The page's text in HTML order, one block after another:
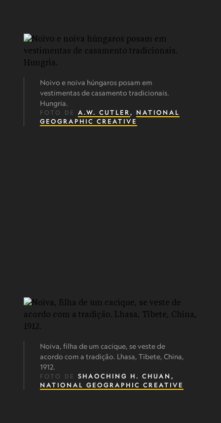
Noivo e noiva húngaros posam em
vestimentas de casamento tradicionais.
Hungria.
FOTO DE A.W. CUTLER , NATIONAL
GEOGRAPHIC CREATIVE
Noiva, filha de um cacique, se veste de
acordo com a tradição. Lhasa, Tibete, China,
1912.
FOTO DE SHAOCHING H. CHUAN,
NATIONAL GEOGRAPHIC CREATIVE